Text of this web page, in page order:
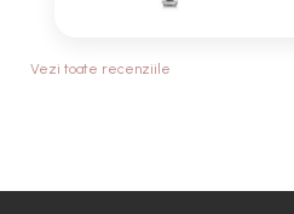
Vezi toate recenziile